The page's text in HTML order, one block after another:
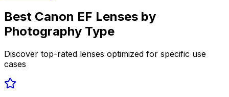
Best Canon EF Lenses by
Photography Type
Discover top-rated lenses optimized for specific use
cases